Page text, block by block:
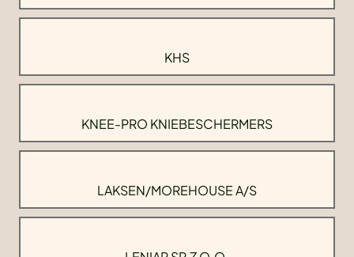
KHS
KNEE-PRO KNIEBESCHERMERS
LAKSEN/MOREHOUSE A/S